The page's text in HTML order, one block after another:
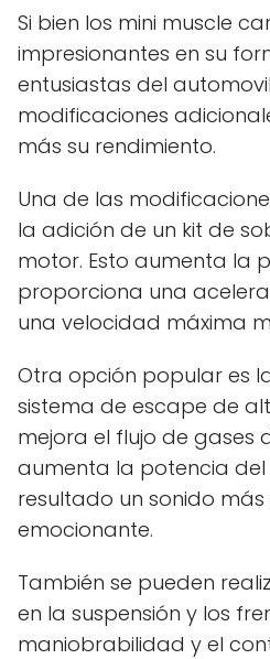
Si bien los mini muscle
impresionantes en su
entusiastas del
modificaciones
más su rendimiento.
Una de las
la adición de un kit de
motor. Esto aumenta la
proporciona una
una velocidad máxima
Otra opción popular es
sistema de escape de
mejora el flujo de gases
aumenta la potencia
resultado un sonido
emocionante.
También se pueden
en la suspensión y los
maniobrabilidad y el